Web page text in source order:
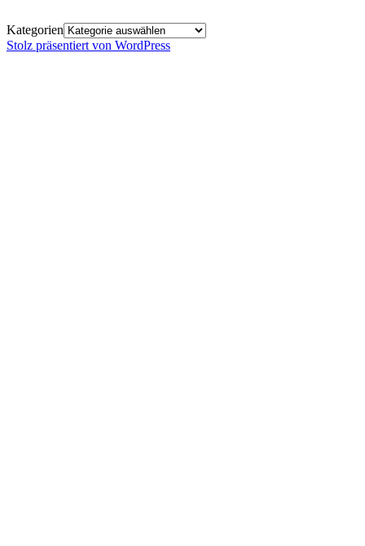
Kategorien
Stolz präsentiert von WordPress